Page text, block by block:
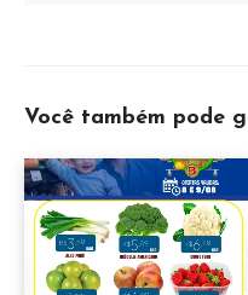
Você também pode